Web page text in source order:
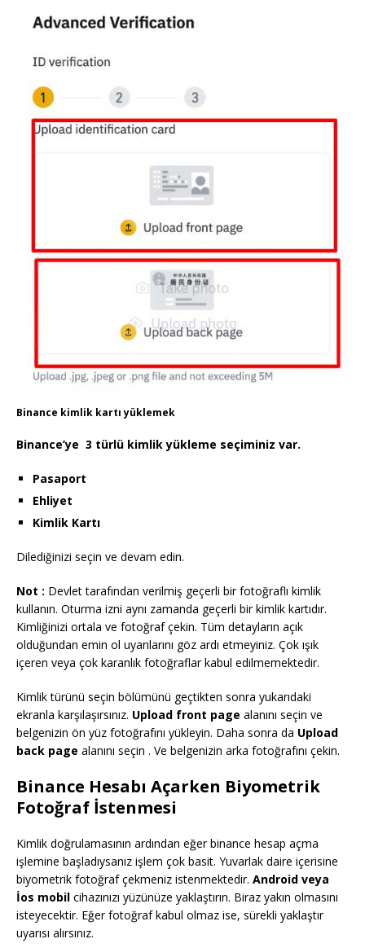
Binance kimlik kartı yüklemek
Binance’ye 3 türlü kimlik yükleme seçiminiz var.
Pasaport
Ehliyet
Kimlik Kartı
Dilediğinizi seçin ve devam edin.
Not : Devlet tarafından verilmiş geçerli bir fotoğraflı kimlik
kullanın. Oturma izni aynı zamanda geçerli bir kimlik kartıdır.
Kimliğinizi ortala ve fotoğraf çekin. Tüm detayların açık
olduğundan emin ol uyarılarını göz ardı etmeyiniz. Çok ışık
içeren veya çok karanlık fotoğraflar kabul edilmemektedir.
Kimlik türünü seçin bölümünü geçtikten sonra yukarıdaki
ekranla karşılaşırsınız. Upload front page alanını seçin ve
belgenizin ön yüz fotoğrafını yükleyin. Daha sonra da Upload
back page alanını seçin . Ve belgenizin arka fotoğrafını çekin.
Binance Hesabı Açarken Biyometrik
Fotoğraf İstenmesi
Kimlik doğrulamasının ardından eğer binance hesap açma
işlemine başladıysanız işlem çok basit. Yuvarlak daire içerisine
biyometrik fotoğraf çekmeniz istenmektedir. Android veya
İos mobil cihazınızı yüzünüze yaklaştırın. Biraz yakın olmasını
isteyecektir. Eğer fotoğraf kabul olmaz ise, sürekli yaklaştır
uyarısı alırsınız.